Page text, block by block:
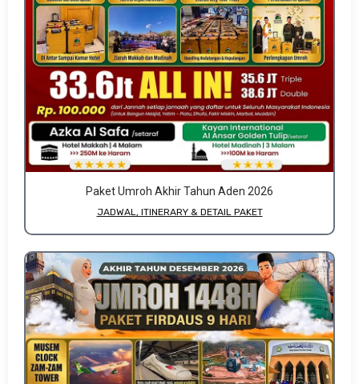
Paket Umroh Akhir Tahun Aden 2026
JADWAL, ITINERARY & DETAIL PAKET